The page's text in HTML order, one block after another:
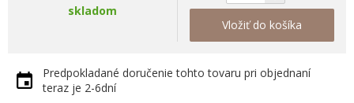
skladom
Vložiť do košíka
Predpokladané doručenie tohto tovaru pri objednaní
teraz je 2-6dní